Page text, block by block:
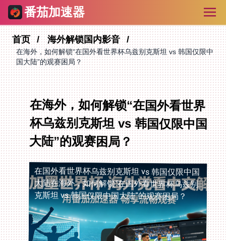
番茄加速器
首页 海外解锁国内影音
在海外，如何解锁“在国外看世界杯乌兹别克斯坦 vs 韩国仅限中
国大陆”的观赛困局？
在海外，如何解锁“在国外看世界
杯乌兹别克斯坦 vs 韩国仅限中国
大陆”的观赛困局？
在国外看世界杯乌兹别克斯坦 vs 韩国仅限中国
大陆在海外，如何解锁“在国外看世界杯乌兹别
克斯坦 vs 韩国仅限中国大陆”的观赛困局？